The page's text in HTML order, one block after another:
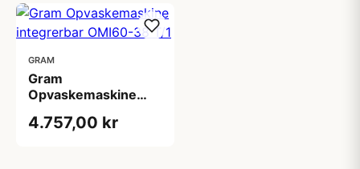
GRAM
Gram
Opvaskemaskine
38 T/1
4.757,00 kr